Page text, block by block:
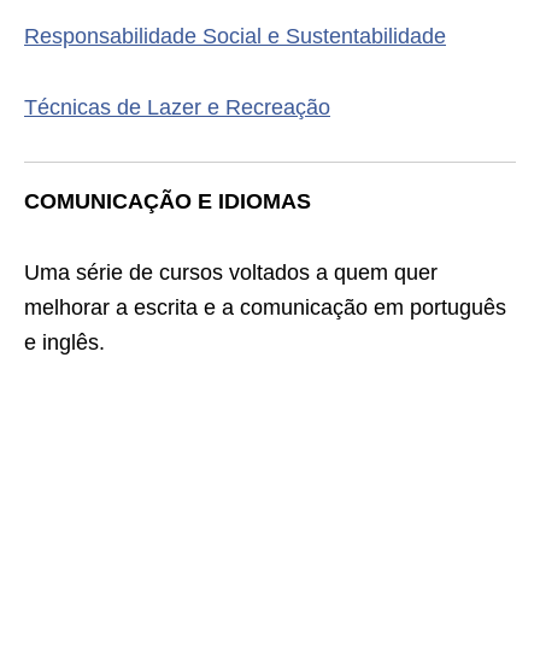
Responsabilidade Social e Sustentabilidade
Técnicas de Lazer e Recreação
COMUNICAÇÃO E IDIOMAS
Uma série de cursos voltados a quem quer
melhorar a escrita e a comunicação em português
e inglês.